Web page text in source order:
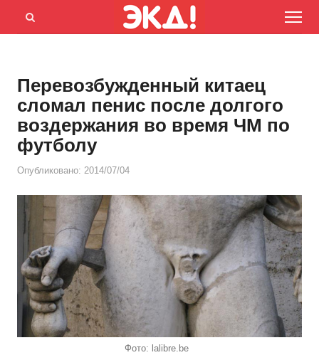
Menu
Открыть
Перевозбужденный китаец
сломал пенис после долгого
воздержания во время ЧМ по
футболу
Опубликовано: 2014/07/04
Фото: lalibre.be